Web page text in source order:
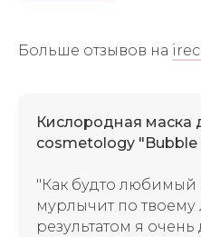
Больше отзывов на
Кислородная маска
cosmetology "Bubble
"Как будто любимый
мурлычит по твоему
результатом я